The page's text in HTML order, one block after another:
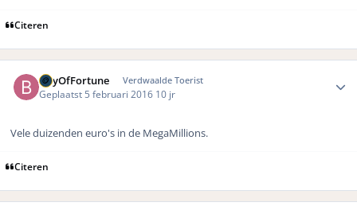
Citeren
BayOfFortune Verdwaalde Toerist
Geplaatst 5 februari 2016 10 jr
Vele duizenden euro's in de MegaMillions.
Citeren